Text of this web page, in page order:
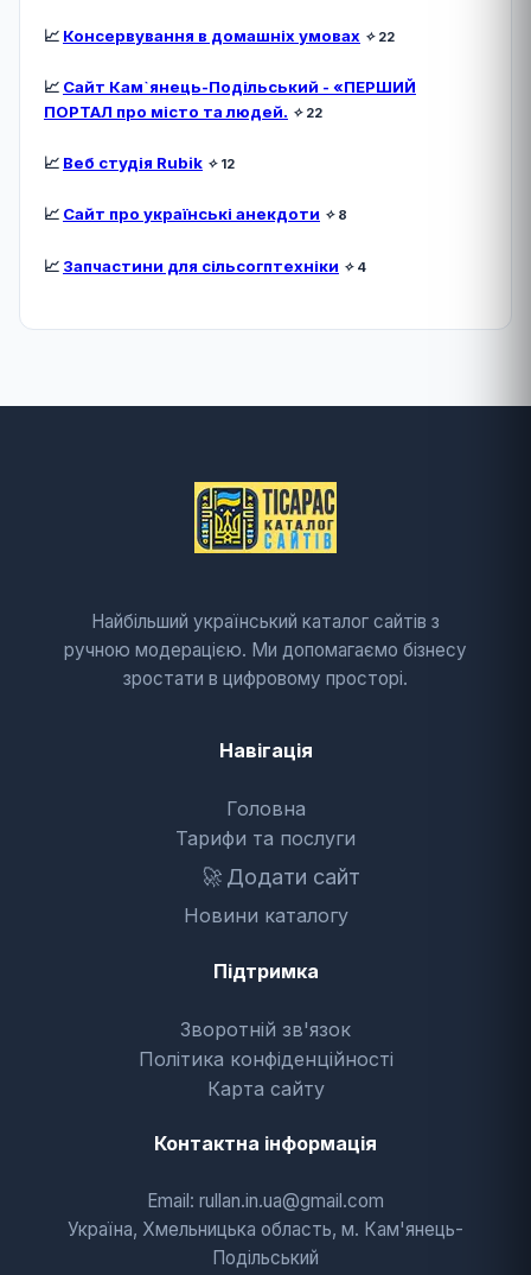
📈 Консервування в домашніх умовах ✧22
📈 Сайт Кам`янець-Подільський - «ПЕРШИЙ
ПОРТАЛ про місто та людей. ✧22
📈 Веб студія Rubik ✧12
📈 Сайт про українські анекдоти ✧8
📈 Запчастини для сільсогптехніки ✧4
Найбільший український каталог сайтів з
ручною модерацією. Ми допомагаємо бізнесу
зростати в цифровому просторі.
Навігація
Головна
Тарифи та послуги
🚀Додати сайт
Новини каталогу
Підтримка
Зворотній зв'язок
Політика конфіденційності
Карта сайту
Контактна інформація
Email: rullan.in.ua@gmail.com
Україна, Хмельницька область, м. Кам'янець-
Подільський